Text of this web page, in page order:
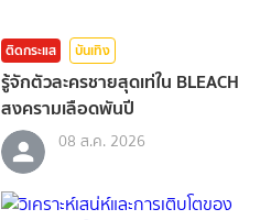
ติดกระแส บันเทิง
รู้จักตัวละครชายสุดเท่ใน BLEACH
สงครามเลือดพันปี
08 ส.ค. 2026